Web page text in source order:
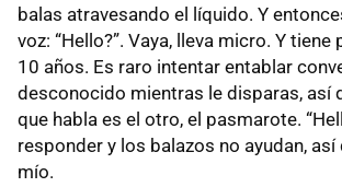
balas atravesando el líquido. Y
voz: “Hello?”. Vaya, lleva micro. Y tiene
10 años. Es raro intentar entablar
desconocido mientras le disparas, así
que habla es el otro, el pasmarote.
responder y los balazos no ayudan, así
mío.